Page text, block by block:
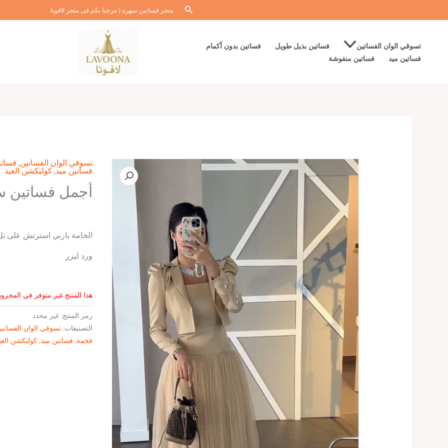
إلى
البحثمتجر فساتين سهره | مرحبا بكم فى متجر لافونا
تسوقي الوان الفساتين فساتين بذيل طويل
فساتين بدون أكمام
فساتين ميد
فساتين منفوشة
تسوقي الوان الفساتين,
فساتين ميد,كوليكشن العيد
أجمل فساتين
الخامة باربي استرتش على
ورد ليزر
هذا المنتج غير متوفر في
رمز المنتج:غير محدد
التصنيفات:تسوقي الوان
فخمة, فساتين ميد,كوليكشن